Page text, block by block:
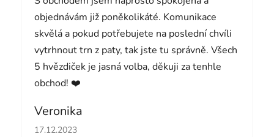
objednávám již poněkolikáté. Komunikace
skvělá a pokud potřebujete na poslední chvíli
vytrhnout trn z paty, tak jste tu správně. Všech
5 hvězdiček je jasná volba, děkuji za tenhle
obchod! ❤️
Veronika
Hodnocení obchodu je 5 z 5 hvězdiček.
17.12.2023